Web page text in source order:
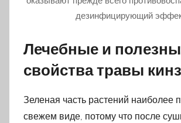
дезинфицирующий
Лечебные и
свойства травы
Зеленая часть растений наиболее
свежем виде, потому что после